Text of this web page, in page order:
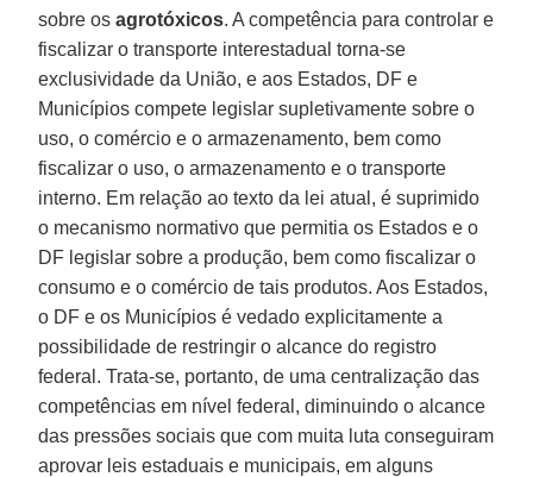
sobre osagrotóxicos. A competência para controlar e
fiscalizar o transporte interestadual torna-se
exclusividade da União, e aos Estados, DF e
Municípios compete legislar supletivamente sobre o
uso, o comércio e o armazenamento, bem como
fiscalizar o uso, o armazenamento e o transporte
interno. Em relação ao texto da lei atual, é suprimido
o mecanismo normativo que permitia os Estados e o
DF legislar sobre a produção, bem como fiscalizar o
consumo e o comércio de tais produtos. Aos Estados,
o DF e os Municípios é vedado explicitamente a
possibilidade de restringir o alcance do registro
federal. Trata-se, portanto, de uma centralização das
competências em nível federal, diminuindo o alcance
das pressões sociais que com muita luta conseguiram
aprovar leis estaduais e municipais, em alguns